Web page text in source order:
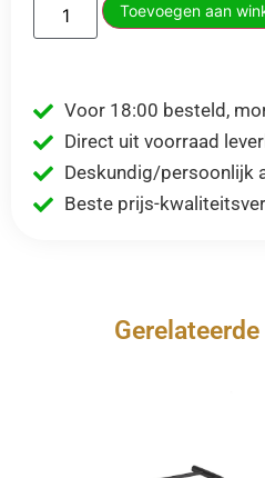
Toevoegen aan
Voor 18:00 besteld,
Direct uit voorraad
Deskundig/persoonlijk
Beste prijs-